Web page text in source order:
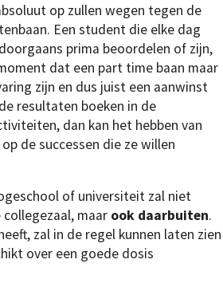
op zullen wegen tegen de
Een student die elke dag
prima beoordelen of zijn,
dat een part time baan maar
zijn en dus juist een aanwinst
resultaten boeken in de
dan kan het hebben van
de successen die ze willen
of universiteit zal niet
maar ook daarbuiten.
zal in de regel kunnen laten zien
over een goede dosis